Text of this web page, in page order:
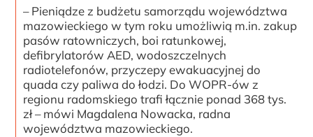
– Pieniądze z budżetu samorządu województwa
mazowieckiego w tym roku umożliwią m.in. zakup
pasów ratowniczych, boi ratunkowej,
defibrylatorów AED, wodoszczelnych
radiotelefonów, przyczepy ewakuacyjnej do
quada czy paliwa do łodzi. Do WOPR-ów z
regionu radomskiego trafi łącznie ponad 368 tys.
zł – mówi Magdalena Nowacka, radna
województwa mazowieckiego.